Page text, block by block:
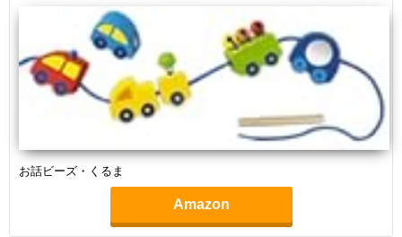
お話ビーズ・くるま
Amazon